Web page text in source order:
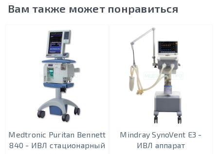
Вам также может понравиться
Medtronic Puritan Bennett
840 - ИВЛ стационарный
Mindray SynoVent E3 -
ИВЛ аппарат